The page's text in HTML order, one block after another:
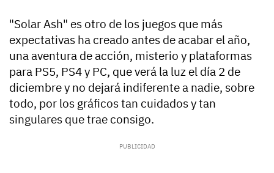
"Solar Ash" es otro de los juegos que más
expectativas ha creado antes de acabar el año,
una aventura de acción, misterio y plataformas
para PS5, PS4 y PC, que verá la luz el día 2 de
diciembre y no dejará indiferente a nadie, sobre
todo, por los gráficos tan cuidados y tan
singulares que trae consigo.